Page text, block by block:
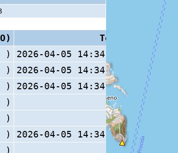
Tempo S (W/M/O)
)
2026-04-05 14:34:03.99 (0/ / )
)
2026-04-05 14:34:05.78 (0/ / )
) 2026-04-05 14:34:03.92 (0/ / )
)
)
)
2026-04-05 14:34:03.82 (0/ / )
)